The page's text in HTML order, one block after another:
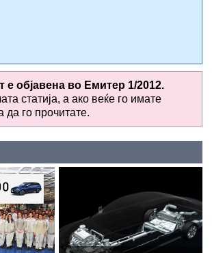
е објавена во Емитер 1/2012.
статија, а ако веќе го имате
да го прочитате.